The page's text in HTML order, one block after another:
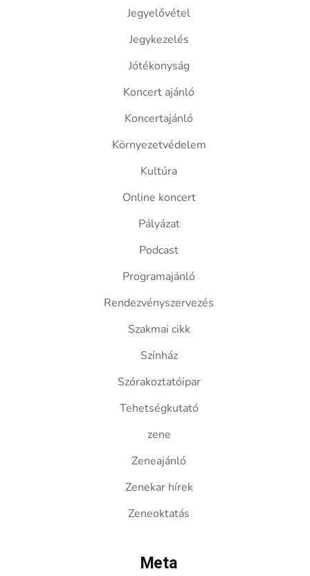
Jegyelővétel
Jegykezelés
Jótékonyság
Koncert ajánló
Koncertajánló
Környezetvédelem
Kultúra
Online koncert
Pályázat
Podcast
Programajánló
Rendezvényszervezés
Szakmai cikk
Színház
Szórakoztatóipar
Tehetségkutató
zene
Zeneajánló
Zenekar hírek
Zeneoktatás
Meta